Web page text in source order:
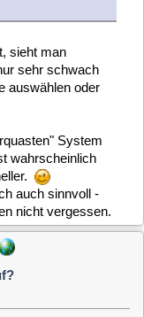
auch
nie nötig
rechtfertigt
natürlich
Die
und